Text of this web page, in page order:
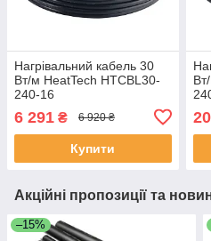
Нагрівальний кабель 30
Вт/м HeatTech HTCBL30-
240-16
6 291 ₴ 6 920 ₴
Купити
Акційні пропозиції та
–15%